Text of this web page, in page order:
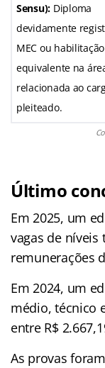
Sensu): Diploma
devidamente
MEC ou
equivalente na
relacionada ao
pleiteado.
Último
Em 2025, um
vagas de níveis
remunerações
Em 2024, um
médio, técnico
entre R$
As provas